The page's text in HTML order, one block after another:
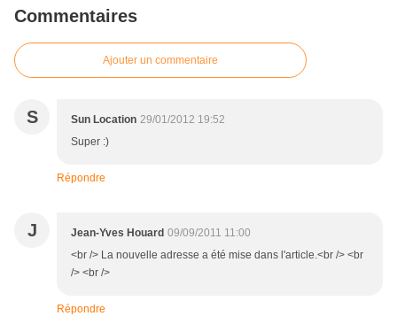
Commentaires
Ajouter un commentaire
S Sun Location 29/01/2012 19:52
Super :)
Répondre
J Jean-Yves Houard 09/09/2011 11:00
<br /> La nouvelle adresse a été mise dans l'article.<br /> <br
/> <br />
Répondre